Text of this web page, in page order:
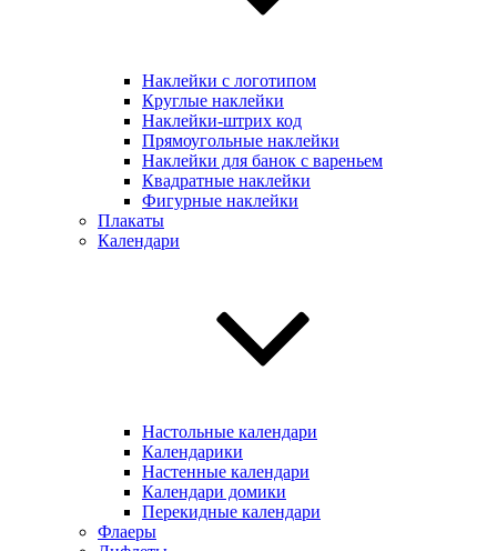
Наклейки с логотипом
Круглые наклейки
Наклейки-штрих код
Прямоугольные наклейки
Наклейки для банок с вареньем
Квадратные наклейки
Фигурные наклейки
Плакаты
Календари
Настольные календари
Календарики
Настенные календари
Календари домики
Перекидные календари
Флаеры